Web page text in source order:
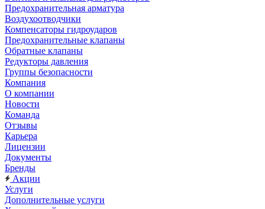
Предохранительная арматура
Воздухоотводчики
Компенсаторы гидроударов
Предохранительные клапаны
Обратные клапаны
Редукторы давления
Группы безопасности
Компания
О компании
Новости
Команда
Отзывы
Карьера
Лицензии
Документы
Бренды
Акции
Услуги
Дополнительные услуги